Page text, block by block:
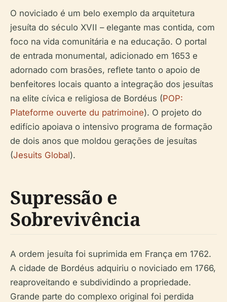
O noviciado é um belo exemplo da arquitetura
jesuíta do século XVII – elegante mas contida, com
foco na vida comunitária e na educação. O portal
de entrada monumental, adicionado em 1653 e
adornado com brasões, reflete tanto o apoio de
benfeitores locais quanto a integração dos jesuítas
na elite cívica e religiosa de Bordéus (POP:
Plateforme ouverte du patrimoine). O projeto do
edifício apoiava o intensivo programa de formação
de dois anos que moldou gerações de jesuítas
(Jesuits Global).
Supressão e
Sobrevivência
A ordem jesuíta foi suprimida em França em 1762.
A cidade de Bordéus adquiriu o noviciado em 1766,
reaproveitando e subdividindo a propriedade.
Grande parte do complexo original foi perdida